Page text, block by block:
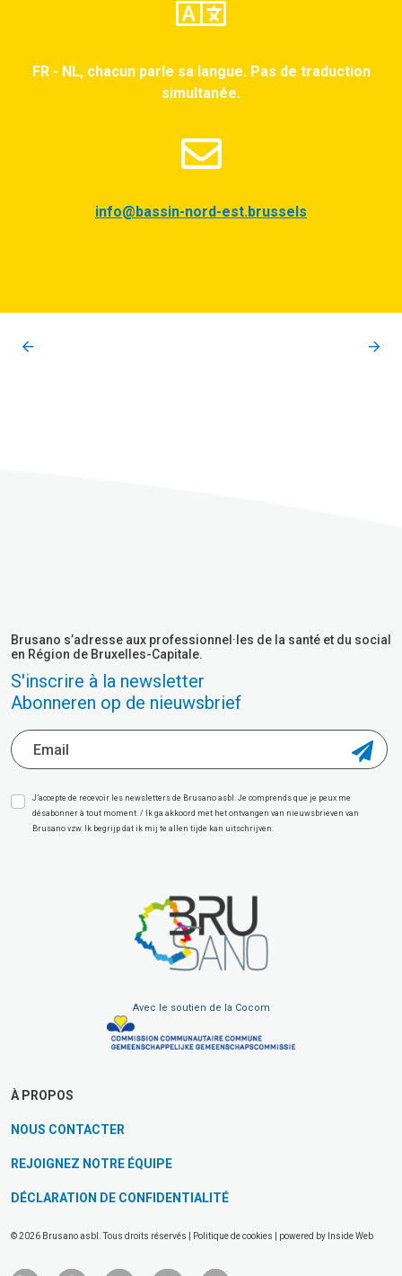
FR - NL, chacun parle sa langue. Pas de traduction
simultanée.
info@bassin-nord-est.brussels
Brusano s’adresse aux professionnel·les de la santé et du social
en Région de Bruxelles-Capitale.
S'inscrire à la newsletter
Abonneren op de nieuwsbrief
J’accepte de recevoir les newsletters de Brusano asbl. Je comprends que je peux me
désabonner à tout moment. / Ik ga akkoord met het ontvangen van nieuwsbrieven van
Brusano vzw. Ik begrijp dat ik mij te allen tijde kan uitschrijven.
Avec le soutien de la Cocom
À PROPOS
NOUS CONTACTER
REJOIGNEZ NOTRE ÉQUIPE
DÉCLARATION DE CONFIDENTIALITÉ
© 2026 Brusano asbl. Tous droits réservés | Politique de cookies | powered by Inside Web